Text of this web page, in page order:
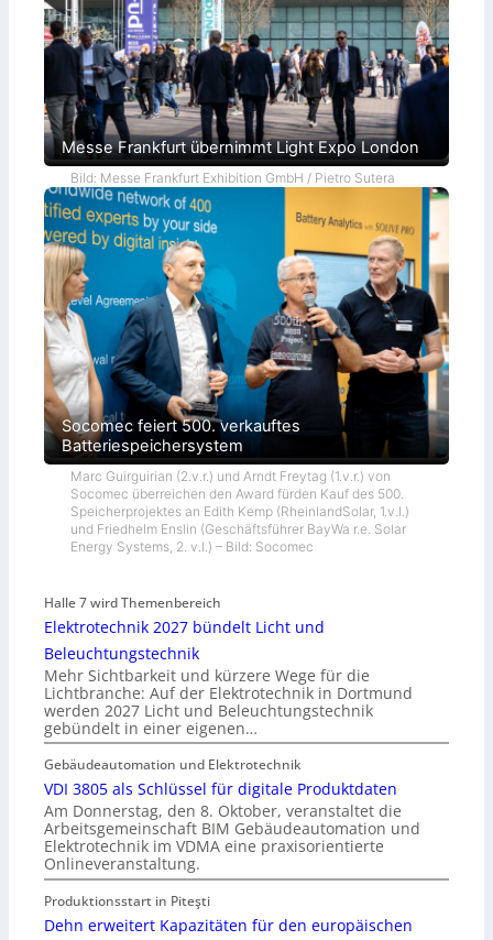
Messe Frankfurt übernimmt Light Expo London
Bild: Messe Frankfurt Exhibition GmbH / Pietro Sutera
Socomec feiert 500. verkauftes
Batteriespeichersystem
Marc Guirguirian (2.v.r.) und Arndt Freytag (1.v.r.) von
Socomec überreichen den Award fürden Kauf des 500.
Speicherprojektes an Edith Kemp (RheinlandSolar, 1.v.l.)
und Friedhelm Enslin (Geschäftsführer BayWa r.e. Solar
Energy Systems, 2. v.l.) – Bild: Socomec
Halle 7 wird Themenbereich
Elektrotechnik 2027 bündelt Licht und
Beleuchtungstechnik
Mehr Sichtbarkeit und kürzere Wege für die
Lichtbranche: Auf der Elektrotechnik in Dortmund
werden 2027 Licht und Beleuchtungstechnik
gebündelt in einer eigenen…
Gebäudeautomation und Elektrotechnik
VDI 3805 als Schlüssel für digitale Produktdaten
Am Donnerstag, den 8. Oktober, veranstaltet die
Arbeitsgemeinschaft BIM Gebäudeautomation und
Elektrotechnik im VDMA eine praxisorientierte
Onlineveranstaltung.
Produktionsstart in Piteşti
Dehn erweitert Kapazitäten für den europäischen